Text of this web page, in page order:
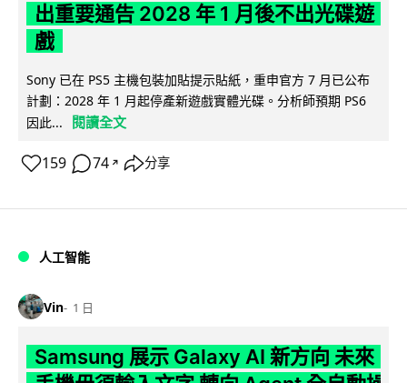
出重要通告 2028 年 1 月後不出光碟遊
戲
Sony 已在 PS5 主機包裝加貼提示貼紙，重申官方 7 月已公布
計劃：2028 年 1 月起停產新遊戲實體光碟。分析師預期 PS6
因此...
閱讀全文
159 74 ↗ 分享
人工智能
Vin 1 日
Samsung 展示 Galaxy AI 新方向 未來